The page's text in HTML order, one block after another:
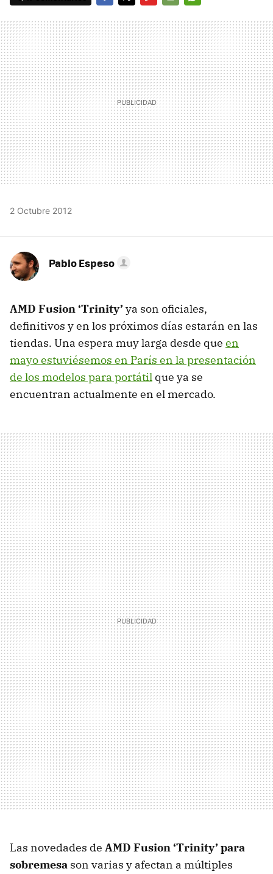
MAIL
2 Octubre 2012
Pablo Espeso
AMD Fusion ‘Trinity’ ya son oficiales,
definitivos y en los próximos días estarán en las
tiendas. Una espera muy larga desde que en
mayo estuviésemos en París en la presentación
de los modelos para portátil que ya se
encuentran actualmente en el mercado.
Las novedades de AMD Fusion ‘Trinity’ para
sobremesa son varias y afectan a múltiples